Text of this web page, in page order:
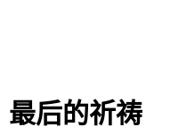
最后的祈祷